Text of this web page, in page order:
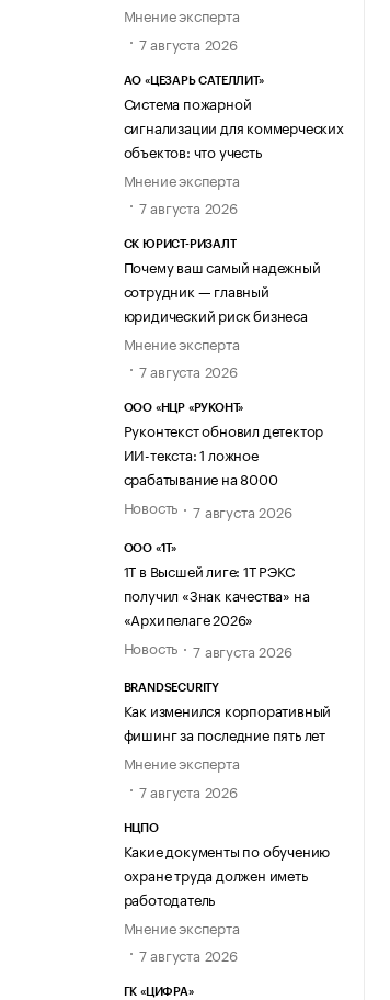
Мнение эксперта
7 августа 2026
АО «ЦЕЗАРЬ САТЕЛЛИТ»
Система пожарной
сигнализации для коммерческих
объектов: что учесть
Мнение эксперта
7 августа 2026
СК ЮРИСТ-РИЗАЛТ
Почему ваш самый надежный
сотрудник — главный
юридический риск бизнеса
Мнение эксперта
7 августа 2026
ООО «НЦР «РУКОНТ»
Руконтекст обновил детектор
ИИ-текста: 1 ложное
срабатывание на 8000
Новость
7 августа 2026
ООО «1Т»
1Т в Высшей лиге: 1Т РЭКС
получил «Знак качества» на
«Архипелаге 2026»
Новость
7 августа 2026
BRANDSECURITY
Как изменился корпоративный
фишинг за последние пять лет
Мнение эксперта
7 августа 2026
НЦПО
Какие документы по обучению
охране труда должен иметь
работодатель
Мнение эксперта
7 августа 2026
ГК «ЦИФРА»